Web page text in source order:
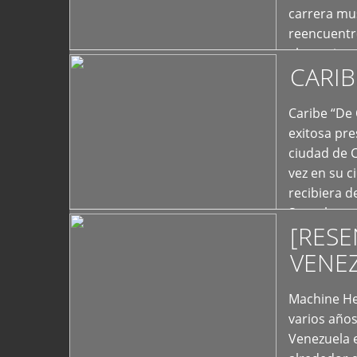
carrera
el exterior
Caribe
exitosa
ciudad de
vez en su
recibiera
Store los
Machine
varios
Venezuela